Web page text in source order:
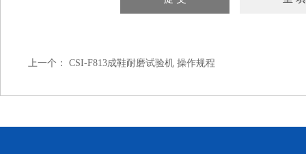
上一个： CSI-F813成鞋耐磨试验机 操作规程